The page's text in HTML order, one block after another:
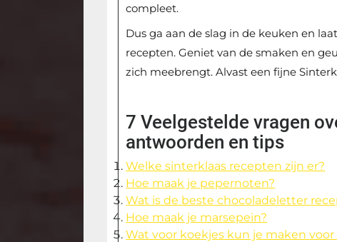
compleet.
Dus ga aan de slag in de keuken en
recepten. Geniet van de smaken en
zich meebrengt. Alvast een fijne
7 Veelgestelde vragen
antwoorden en tips
Welke sinterklaas recepten zijn er?
Hoe maak je pepernoten?
Wat is de beste chocoladeletter
Hoe maak je marsepein?
Wat voor koekjes kun je maken voor